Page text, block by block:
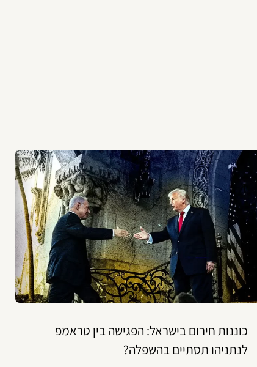
כוננות חירום בישראל: הפגישה בין טראמפ
לנתניהו תסתיים בהשפלה?